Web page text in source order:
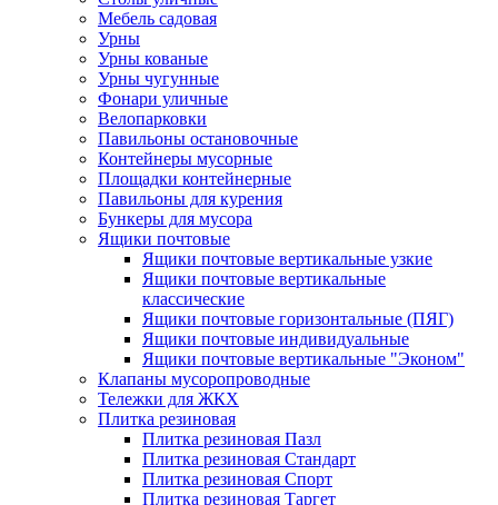
Мебель садовая
Урны
Урны кованые
Урны чугунные
Фонари уличные
Велопарковки
Павильоны остановочные
Контейнеры мусорные
Площадки контейнерные
Павильоны для курения
Бункеры для мусора
Ящики почтовые
Ящики почтовые вертикальные узкие
Ящики почтовые вертикальные
классические
Ящики почтовые горизонтальные (ПЯГ)
Ящики почтовые индивидуальные
Ящики почтовые вертикальные "Эконом"
Клапаны мусоропроводные
Тележки для ЖКХ
Плитка резиновая
Плитка резиновая Пазл
Плитка резиновая Стандарт
Плитка резиновая Спорт
Плитка резиновая Таргет